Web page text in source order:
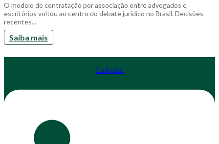
O modelo de contratação por associação entre advogados e
escritórios voltou ao centro do debate jurídico no Brasil. Decisões
recentes...
Saiba mais
Linkedin